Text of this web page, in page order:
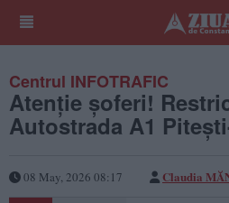
Centrul INFOTRAFIC
Atenție șoferi!
Autostrada A1
08 May, 2026 08:17 Claudia